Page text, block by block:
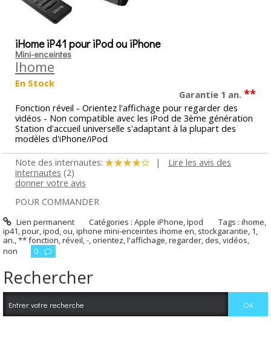
iHome iP41 pour iPod ou iPhone
Mini-enceintes
Ihome
En Stock
Garantie 1 an. **
Fonction réveil - Orientez l'affichage pour regarder des
vidéos - Non compatible avec les iPod de 3ème génération
Station d'accueil universelle s'adaptant à la plupart des
modèles d'iPhone/iPod
Note des internautes:
|
Lire les avis des
internautes (2)
donner votre avis
POUR COMMANDER
Lien permanent Catégories :Apple iPhone,Ipod Tags :ihome,
ip41,pour,ipod, ou,iphone mini-enceintes ihome en, stockgarantie, 1,
an.,** fonction,réveil,-, orientez,l'affichage,regarder, des,vidéos,
non
0
Rechercher